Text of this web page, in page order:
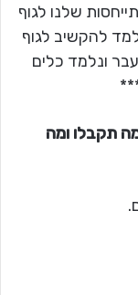
שלנו לגוף
להקשיב לגוף
ונלמד כלים
תקבלו ומה